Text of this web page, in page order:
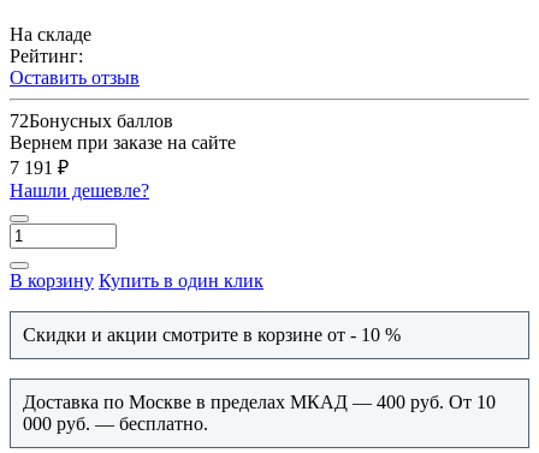
На складе
Рейтинг:
Оставить отзыв
72Бонусных баллов
Вернем при заказе на сайте
7 191 ₽
Нашли дешевле?
В корзину Купить в один клик
Скидки и акции смотрите в корзине от - 10 %
Доставка по Москве в пределах МКАД — 400 руб. От 10
000 руб. — бесплатно.